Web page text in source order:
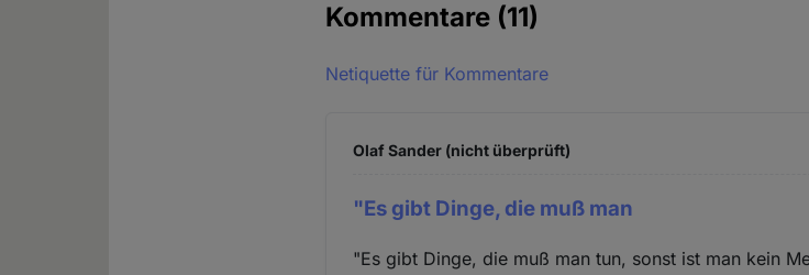
Kommentare (11)
Netiquette für Kommentare
Olaf Sander (nicht überprüft)
"Es gibt Dinge, die muß man
"Es gibt Dinge, die muß man tun, sonst ist man kein